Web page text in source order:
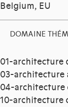
Belgium, EU
DOMAINE
01-architecture
03-architecture
04-architecture
10-architecture